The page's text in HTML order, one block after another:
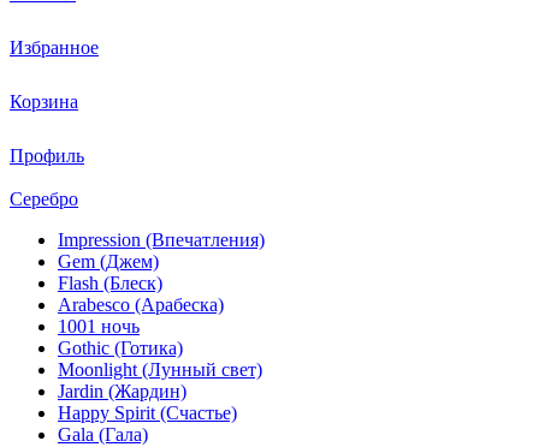
Избранное
Корзина
Профиль
Серебро
Impression (Впечатления)
Gem (Джем)
Flash (Блеск)
Arabesco (Арабеска)
1001 ночь
Gothic (Готика)
Moonlight (Лунный свет)
Jardin (Жардин)
Happy Spirit (Счастье)
Gala (Гала)